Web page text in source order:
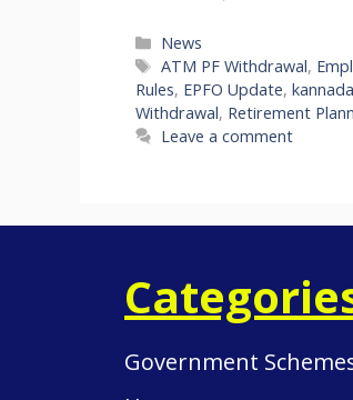
Categories
News
Tags
ATM PF Withdrawal,
Rules, EPFO Update,
Withdrawal, Retirement
Leave a comment
Government